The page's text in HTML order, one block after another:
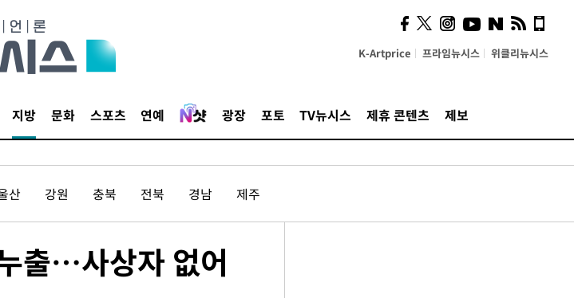
K-Artprice 프라임뉴시스 위클리뉴시스
지방 문화 스포츠 연예 광장 포토 TV뉴시스 제휴 콘텐츠 제보
산 강원 충북 전북 경남 제주
출…사상자 없어